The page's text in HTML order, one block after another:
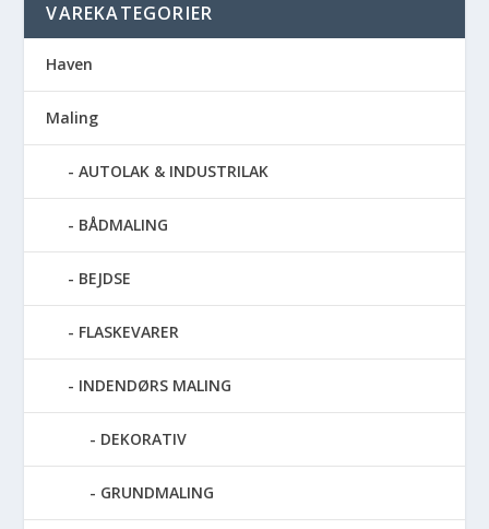
VAREKATEGORIER
Haven
Maling
AUTOLAK & INDUSTRILAK
BÅDMALING
BEJDSE
FLASKEVARER
INDENDØRS MALING
DEKORATIV
GRUNDMALING